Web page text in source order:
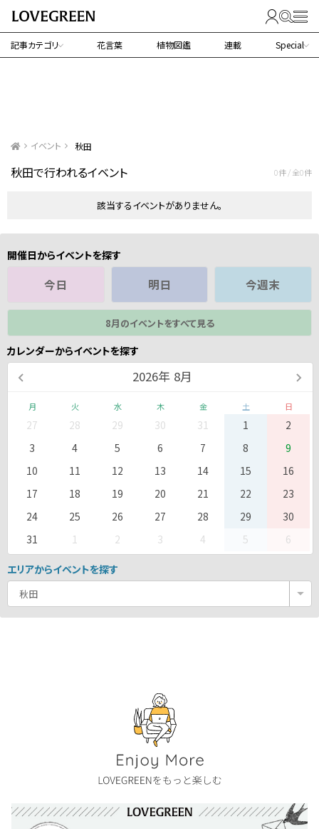
記事カテゴリ 花言葉 植物図鑑 連載 Special
イベント 秋田
秋田で行われるイベント 0件 / 全0件
該当するイベントがありません。
開催日からイベントを探す
今日 明日 今週末
8月のイベントをすべて見る
カレンダーからイベントを探す
2026年 8月
月 火 水 木 金 土 日
27 28 29 30 31 1
2
3
4 5 6 7 8
9
10
11 12 13 14 15
16
17
18 19 20 21 22
23
24
25 26 27 28 29
30
31
1 2 3 4 5 6
エリアからイベントを探す